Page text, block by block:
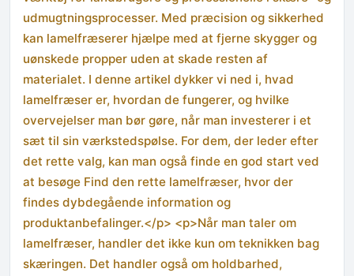
udmugtningsprocesser. Med præcision og sikkerhed
kan lamelfræserer hjælpe med at fjerne skygger og
uønskede propper uden at skade resten af
materialet. I denne artikel dykker vi ned i, hvad
lamelfræser er, hvordan de fungerer, og hvilke
overvejelser man bør gøre, når man investerer i et
sæt til sin værkstedspølse. For dem, der leder efter
det rette valg, kan man også finde en god start ved
at besøge Find den rette lamelfræser, hvor der
findes dybdegående information og
produktanbefalinger.</p> <p>Når man taler om
lamelfræser, handler det ikke kun om teknikken bag
skæringen. Det handler også om holdbarhed,